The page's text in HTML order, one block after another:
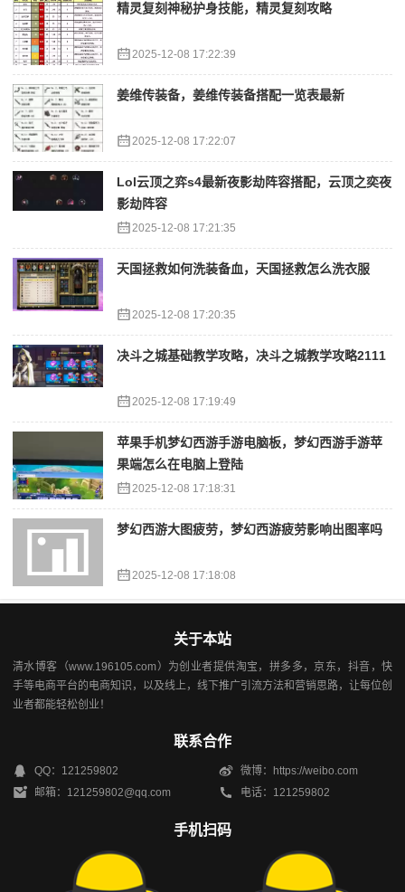
精灵复刻神秘护身技能，精灵复刻攻略
2025-12-08 17:22:39
姜维传装备，姜维传装备搭配一览表最新
2025-12-08 17:22:07
Lol云顶之弈s4最新夜影劫阵容搭配，云顶之奕夜
影劫阵容
2025-12-08 17:21:35
天国拯救如何洗装备血，天国拯救怎么洗衣服
2025-12-08 17:20:35
决斗之城基础教学攻略，决斗之城教学攻略2111
2025-12-08 17:19:49
苹果手机梦幻西游手游电脑板，梦幻西游手游苹
果端怎么在电脑上登陆
2025-12-08 17:18:31
梦幻西游大图疲劳，梦幻西游疲劳影响出图率吗
2025-12-08 17:18:08
关于本站
清水博客（www.196105.com）为创业者提供淘宝，拼多多，京东，抖音，快
手等电商平台的电商知识，以及线上，线下推广引流方法和营销思路，让每位创
业者都能轻松创业！
联系合作
QQ：121259802
微博：https://weibo.com
邮箱：121259802@qq.com
电话：121259802
手机扫码